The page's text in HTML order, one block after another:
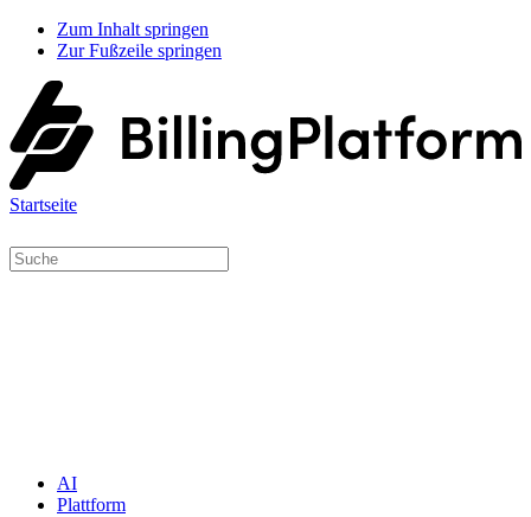
Zum Inhalt springen
Zur Fußzeile springen
Startseite
AI
Plattform